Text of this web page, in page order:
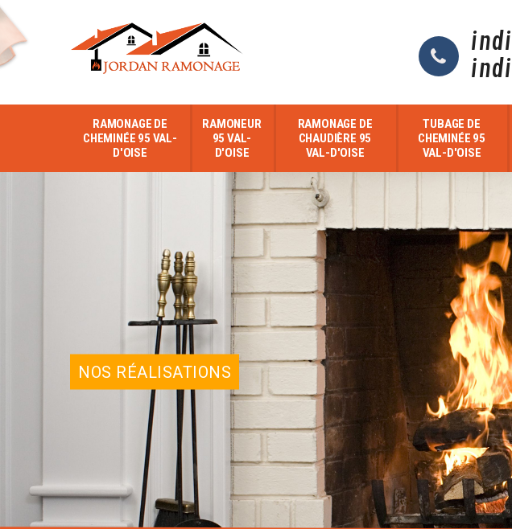
RAMONAGE DE
CHEMINÉE 95 VAL-
D'OISE
RAMONEUR
95 VAL-
D'OISE
RAMONAGE DE
CHAUDIÈRE 95
VAL-D'OISE
TUBAGE DE
CHEMINÉE 95
VAL-D'OISE
NOS RÉALISATIONS